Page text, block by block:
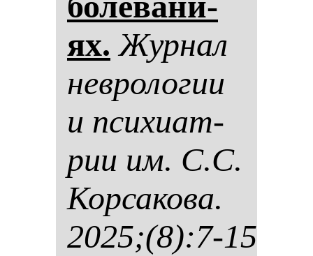
ях. Жур­нал
нев­ро­ло­гии
и пси­хи­ат­
рии им. С.С.
Кор­са­ко­ва.
2025;(8):7-15